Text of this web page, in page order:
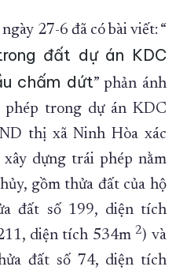
27-6 đã có bài viết: “
đất dự án KDC
chấm dứt” phản ánh
trong dự án KDC
thị xã Ninh Hòa xác
dựng trái phép nằm
gồm thửa đất của hộ
đất số 199, diện tích
diện tích 534m 2) và
đất số 74, diện tích